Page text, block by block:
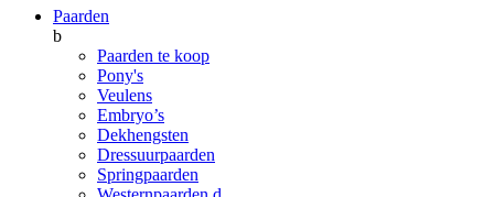
Paarden
b
Paarden te koop
Pony's
Veulens
Embryo’s
Dekhengsten
Dressuurpaarden
Springpaarden